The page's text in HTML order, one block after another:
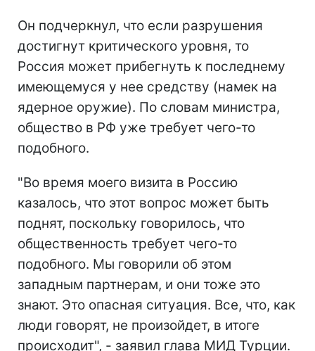
Он подчеркнул, что если разрушения
достигнут критического уровня, то
Россия может прибегнуть к последнему
имеющемуся у нее средству (намек на
ядерное оружие). По словам министра,
общество в РФ уже требует чего-то
подобного.
"Во время моего визита в Россию
казалось, что этот вопрос может быть
поднят, поскольку говорилось, что
общественность требует чего-то
подобного. Мы говорили об этом
западным партнерам, и они тоже это
знают. Это опасная ситуация. Все, что, как
люди говорят, не произойдет, в итоге
происходит", - заявил глава МИД Турции.